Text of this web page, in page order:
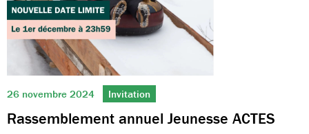
26 novembre 2024 Invitation
Rassemblement annuel Jeunesse ACTES